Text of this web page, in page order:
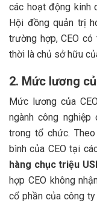
các hoạt động kinh
Hội đồng quản trị
trường hợp, CEO
thời là chủ sở hữu
2. Mức lương
Mức lương của
ngành công
trong tổ chức.
bình của CEO tại
hàng chục triệu
hợp CEO không
cổ phần của công